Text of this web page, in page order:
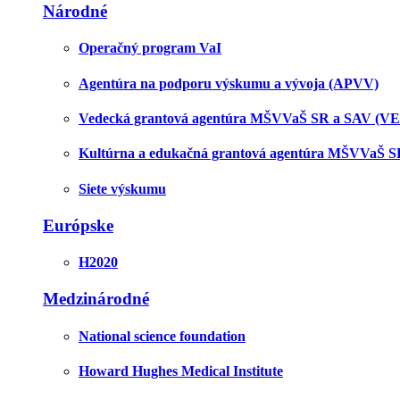
Národné
Operačný program VaI
Agentúra na podporu výskumu a vývoja (APVV)
Vedecká grantová agentúra MŠVVaŠ SR a SAV
Kultúrna a edukačná grantová agentúra MŠVVaŠ
Siete výskumu
Európske
H2020
Medzinárodné
National science foundation
Howard Hughes Medical Institute